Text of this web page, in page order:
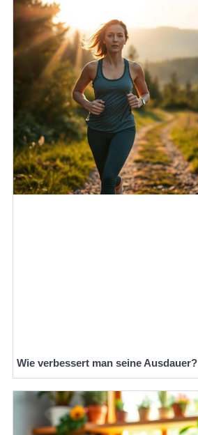
Wie verbessert man seine Ausdauer?